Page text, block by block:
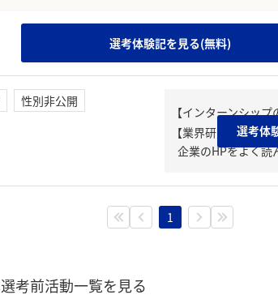
選考体験記を見る(無料)
性別非公開
【インターンシッ
【業界研究・企業
企業のHPをよく読
選考体
1
考前活動一覧を見る